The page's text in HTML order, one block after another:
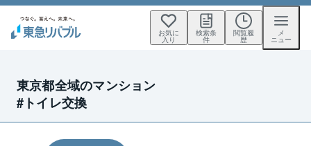
お気に
入り
検索条
件
閲覧履
歴
メ
ニュー
東京都全域のマンション
#トイレ交換